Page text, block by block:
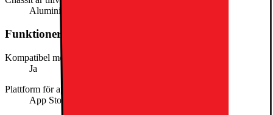
Aluminium
Funktioner och egenskaper
Kompatibel med stylus
Ja
Plattform för app-distribution
App Store